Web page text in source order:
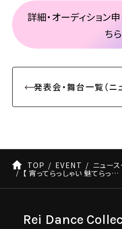
詳細・オーディション
ちら
発表会・舞台一覧（ニ
TOP EVENT ニュー
【 宵ってらっしゃい 魅てらっしゃい 】KIDS NATSUナンバー情報
Rei Dance